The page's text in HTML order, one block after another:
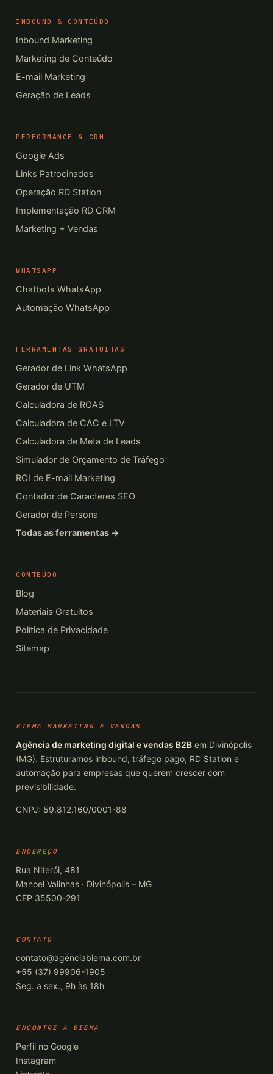
INBOUND & CONTEÚDO
Inbound Marketing
Marketing de Conteúdo
E-mail Marketing
Geração de Leads
PERFORMANCE & CRM
Google Ads
Links Patrocinados
Operação RD Station
Implementação RD CRM
Marketing + Vendas
WHATSAPP
Chatbots WhatsApp
Automação WhatsApp
FERRAMENTAS GRATUITAS
Gerador de Link WhatsApp
Gerador de UTM
Calculadora de ROAS
Calculadora de CAC e LTV
Calculadora de Meta de Leads
Simulador de Orçamento de Tráfego
ROI de E-mail Marketing
Contador de Caracteres SEO
Gerador de Persona
Todas as ferramentas →
CONTEÚDO
Blog
Materiais Gratuitos
Política de Privacidade
Sitemap
BIEMA MARKETING E VENDAS
Agência de marketing digital e vendas B2B em Divinópolis
(MG). Estruturamos inbound, tráfego pago, RD Station e
automação para empresas que querem crescer com
previsibilidade.
CNPJ: 59.812.160/0001-88
ENDEREÇO
Rua Niterói, 481
Manoel Valinhas · Divinópolis – MG
CEP 35500-291
CONTATO
contato@agenciabiema.com.br
+55 (37) 99906-1905
Seg. a sex., 9h às 18h
ENCONTRE A BIEMA
Perfil no Google
Instagram